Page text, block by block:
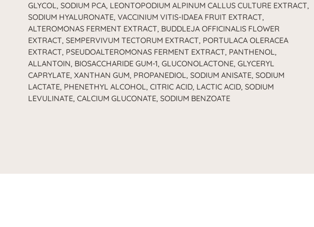
GLYCOL, SODIUM PCA, LEONTOPODIUM ALPINUM CALLUS CULTURE EXTRACT,
SODIUM HYALURONATE, VACCINIUM VITIS-IDAEA FRUIT EXTRACT,
ALTEROMONAS FERMENT EXTRACT, BUDDLEJA OFFICINALIS FLOWER
EXTRACT, SEMPERVIVUM TECTORUM EXTRACT, PORTULACA OLERACEA
EXTRACT, PSEUDOALTEROMONAS FERMENT EXTRACT, PANTHENOL,
ALLANTOIN, BIOSACCHARIDE GUM-1, GLUCONOLACTONE, GLYCERYL
CAPRYLATE, XANTHAN GUM, PROPANEDIOL, SODIUM ANISATE, SODIUM
LACTATE, PHENETHYL ALCOHOL, CITRIC ACID, LACTIC ACID, SODIUM
LEVULINATE, CALCIUM GLUCONATE, SODIUM BENZOATE